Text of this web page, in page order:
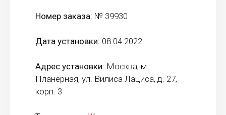
Номер заказа: № 39930
Дата установки: 08.04.2022
Адрес установки: Москва, м.
Планерная, ул. Вилиса Лациса, д. 27,
корп. 3